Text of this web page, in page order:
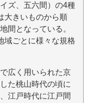
ズ、五六間）の4種
大きいものから順
間となっている。
域ごとに様々な規格
広く用いられた京
た桃山時代の頃に
江戸時代に江戸間